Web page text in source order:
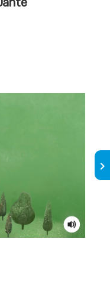
keyboard_arrow_right